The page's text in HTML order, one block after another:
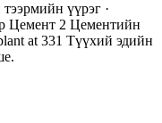
үүрэг ·
Цемент 2 Цементийн
at 331 Түүхий эдийн